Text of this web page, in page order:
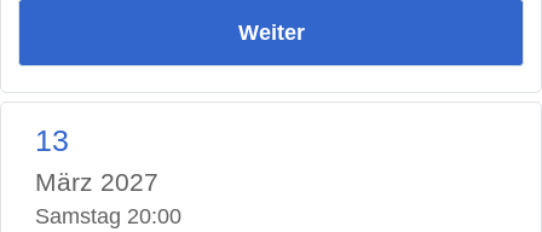
Weiter
13
März 2027
Samstag 20:00